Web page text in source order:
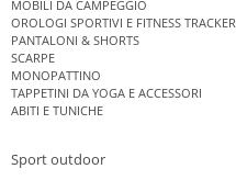
MOBILI DA CAMPEGGIO
OROLOGI SPORTIVI E FITNESS TRACKER
PANTALONI & SHORTS
SCARPE
MONOPATTINO
TAPPETINI DA YOGA E ACCESSORI
ABITI E TUNICHE
Sport outdoor